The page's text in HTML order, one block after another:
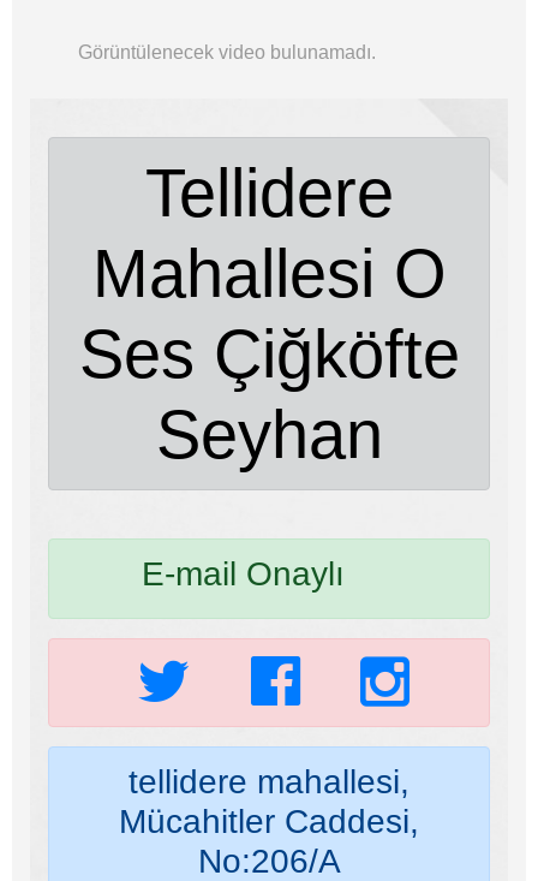
Görüntülenecek video bulunamadı.
Tellidere
Mahallesi O
Ses Çiğköfte
Seyhan
E-mail Onaylı
tellidere mahallesi,
Mücahitler Caddesi,
No:206/A